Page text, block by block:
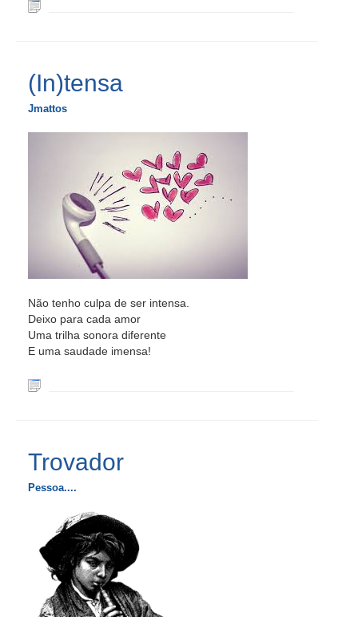
(In)tensa
Jmattos
Não tenho culpa de ser intensa.
Deixo para cada amor
Uma trilha sonora diferente
E uma saudade imensa!
Trovador
Pessoa....